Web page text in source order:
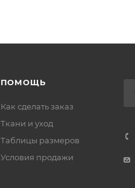
ПОМОЩЬ
Как сделать заказ
Ткани и уход
Таблицы размеров
Условия продажи